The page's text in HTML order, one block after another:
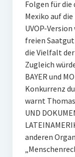
Folgen für
Mexiko auf
UVOP-
freien
die Vielfalt
Zugleich
BAYER und
Konkurrenz
warnt Thomas
UND
anderen